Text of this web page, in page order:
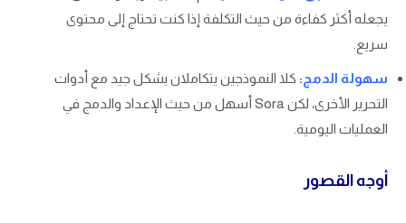
يجعله أكثر كفاءة من حيث التكلفة إذا كنت تحتاج إلى محتوى
سريع.
سهولة الدمج : كلا النموذجين يتكاملان بشكل جيد مع أدوات
التحرير الأخرى، لكن Sora أسهل من حيث الإعداد والدمج في
العمليات اليومية.
أوجه القصور